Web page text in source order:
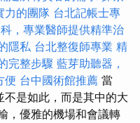
力的團隊 台北記帳士專
，專業醫師提供精準治
隱私 台北整復師專業 精
完整步驟 藍芽助聽器，
便 台中國術館推薦 當
是如此，而是其中的大
，優雅的機場和會議轉